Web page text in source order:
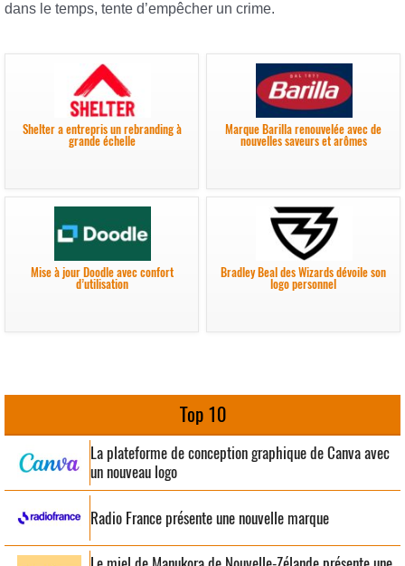
dans le temps, tente d’empêcher un crime.
Shelter a entrepris un rebranding à
grande échelle
Marque Barilla renouvelée avec de
nouvelles saveurs et arômes
Mise à jour Doodle avec confort
d’utilisation
Bradley Beal des Wizards dévoile son
logo personnel
Top 10
La plateforme de conception graphique de Canva avec
un nouveau logo
Radio France présente une nouvelle marque